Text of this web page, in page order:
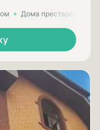
Дома престарелых